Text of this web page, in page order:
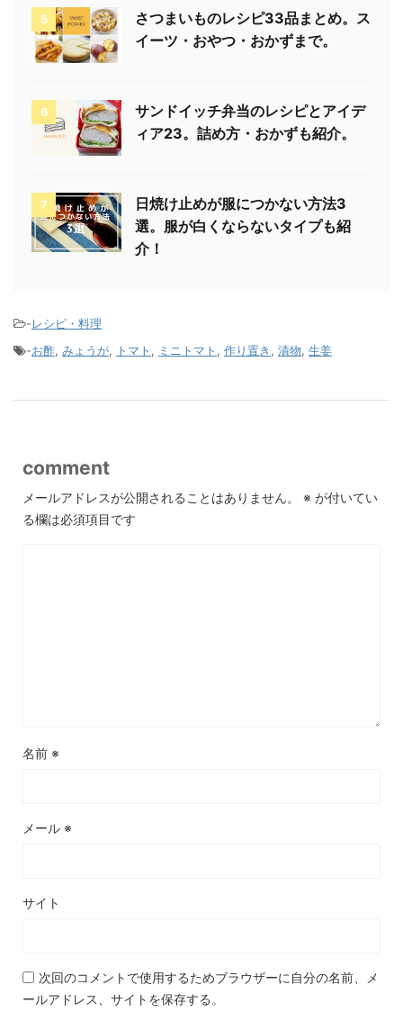
5
さつまいものレシピ33品まとめ。ス
イーツ・おやつ・おかずまで。
6
サンドイッチ弁当のレシピとアイデ
ィア23。詰め方・おかずも紹介。
7
日焼け止めが服につかない方法3
選。服が白くならないタイプも紹
介！
-レシピ・料理
-お酢, みょうが, トマト , ミニトマト , 作り置き , 漬物, 生姜
comment
メールアドレスが公開されることはありません。 ※ が付いてい
る欄は必須項目です
名前 ※
メール ※
サイト
次回のコメントで使用するためブラウザーに自分の名前、メ
ールアドレス、サイトを保存する。